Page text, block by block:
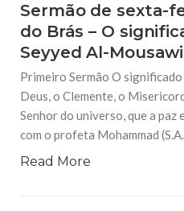
entre o Islam e o Ocidente. O
vez mais frequente e
BIBLIOTECA ARRESALA
4 DE SETEMBRO DE 2017
Palavra do Sheikh
Khazraji no Encontro
Em nome de Deus, o
seja Deus, o Senhor do
Deus estejam sobre o selo
Mohammad ibn Abdillah
Sermão de sexta-
do Brás – O
Seyyed Al-Mousawi
Primeiro Sermão O significado
Deus, o Clemente, o
Senhor do universo, que a paz
com o profeta Mohammad
Read More